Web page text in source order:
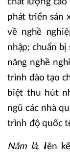
phát triển sản
về nghề
nhập; chuẩn bị
năng nghề
trình đào tạo
biệt thu hút
ngũ các nhà
trình độ quốc
Năm là, liên